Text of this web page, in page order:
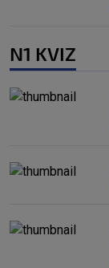
N1 KVIZ